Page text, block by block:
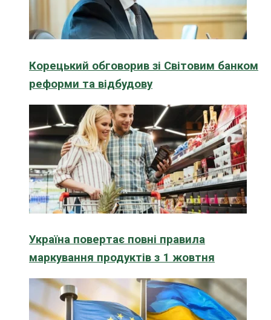
Корецький обговорив зі Світовим банком
реформи та відбудову
Україна повертає повні правила
маркування продуктів з 1 жовтня